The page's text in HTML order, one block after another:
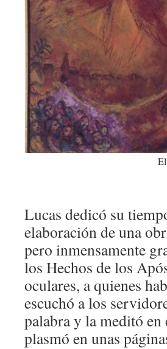
Lucas dedicó su
elaboración de una
pero inmensamente
los Hechos de los
oculares, a quienes
escuchó a los
palabra y la meditó
plasmó en unas